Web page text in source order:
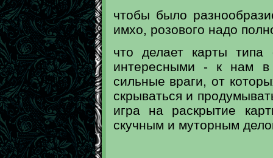
чтобы было
имхо, розового надо
что делает карты
интересными - к нам в
сильные враги, от
скрываться и
игра на раскрытие
скучным и муторным